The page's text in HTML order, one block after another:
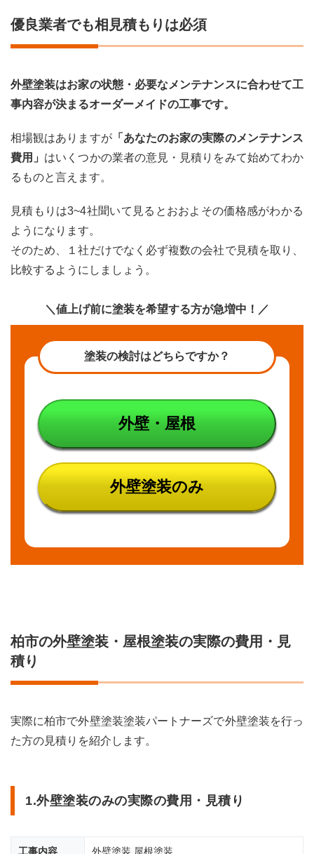
優良業者でも相見積もりは必須
外壁塗装はお家の状態・必要なメンテナンスに合わせて工
事内容が決まるオーダーメイドの工事です。
相場観はありますが「あなたのお家の実際のメンテナンス
費用」 はいくつかの業者の意見・見積りをみて始めてわか
るものと言えます。
見積もりは3~4社聞いて見るとおおよその価格感がわかる
ようになります。
そのため、１社だけでなく必ず複数の会社で見積を取り、
比較するようにしましょう。
＼値上げ前に塗装を希望する方が急増中！／
塗装の検討はどちらですか？
外壁・屋根
外壁塗装のみ
柏市の外壁塗装・屋根塗装の実際の費用・見
積り
実際に柏市で外壁塗装塗装パートナーズで外壁塗装を行っ
た方の見積りを紹介します。
1.外壁塗装のみの実際の費用・見積り
工事内容 外壁塗装,屋根塗装